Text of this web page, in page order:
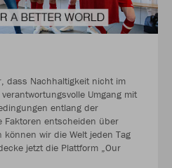
dass Nachhaltigkeit nicht im
Umgang mit
entlang der
Faktoren entscheiden über
wir die Welt jeden Tag
jetzt die Plattform „Our